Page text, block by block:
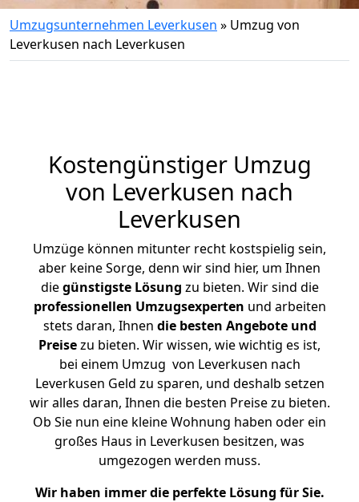
Umzugsunternehmen Leverkusen » Umzug von
Leverkusen nach Leverkusen
Kostengünstiger Umzug
von Leverkusen nach
Leverkusen
Umzüge können mitunter recht kostspielig sein,
aber keine Sorge, denn wir sind hier, um Ihnen
diegünstigste Lösung zu bieten. Wir sind die
professionellen Umzugsexperten und arbeiten
stets daran, Ihnen die besten Angebote und
Preisezu bieten. Wir wissen, wie wichtig es ist,
bei einem Umzug von Leverkusen nach
Leverkusen Geld zu sparen, und deshalb setzen
wir alles daran, Ihnen die besten Preise zu bieten.
Ob Sie nun eine kleine Wohnung haben oder ein
großes Haus in Leverkusen besitzen, was
umgezogen werden muss.
Wir haben immer die perfekte Lösung für Sie.